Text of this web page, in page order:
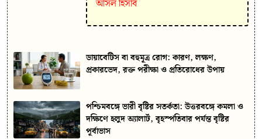
আসল হিসাব
ডায়াবেটিস বা বহুমূত্র রোগ: কারণ, লক্ষণ,
প্রকারভেদ, রক্ত পরীক্ষা ও প্রতিরোধের উপায়
পশ্চিমবঙ্গে ভারী বৃষ্টির সতর্কতা: উত্তরবঙ্গে কমলা ও
দক্ষিণে হলুদ অ্যালার্ট, বৃহস্পতিবার পর্যন্ত বৃষ্টির
পূর্বাভাস